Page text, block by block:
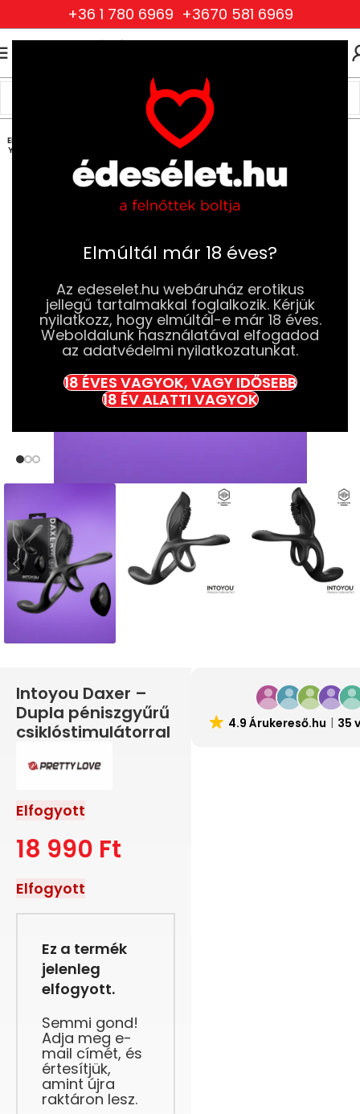
Elmúltál már 18 éves?
Az edeselet.hu webáruház erotikus
jellegű tartalmakkal foglalkozik. Kérjük
nyilatkozz, hogy elmúltál-e már 18 éves.
Weboldalunk használatával elfogadod
az adatvédelmi nyilatkozatunkat.
18 ÉVES VAGYOK, VAGY IDŐSEBB
18 ÉV ALATTI VAGYOK
+36 1 780 6969 +3670 581 6969
Szexjátékok Péniszgyűrűk
Vibrációs Péniszgyűrűk
ELFOG
YOTT
Intoyou Daxer –
Dupla péniszgyűrű
csiklóstimulátorral
Elfogyott
18 990 Ft
Elfogyott
Ez a termék
jelenleg
elfogyott.
Semmi gond!
Adja meg e-
mail címét, és
értesítjük,
amint újra
raktáron lesz.
4.9 Árukereső.hu 35